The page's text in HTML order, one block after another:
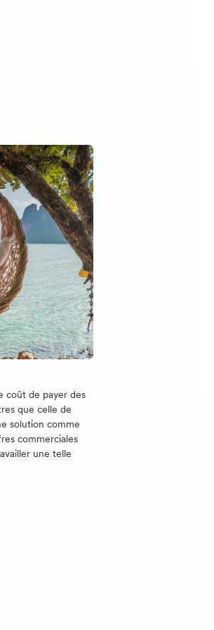
coût de payer des
que celle de
solution comme
commerciales
une telle